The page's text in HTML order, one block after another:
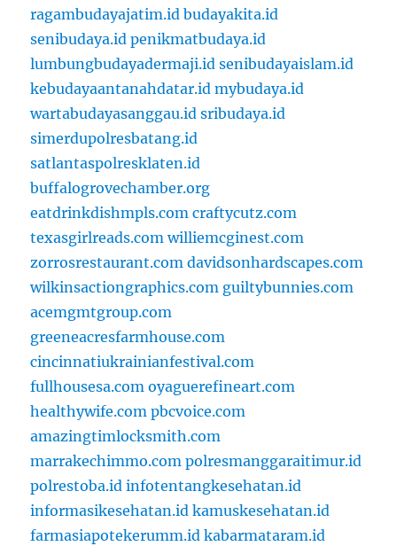
ragambudayajatim.id budayakita.id
senibudaya.id penikmatbudaya.id
lumbungbudayadermaji.id senibudayaislam.id
kebudayaantanahdatar.id mybudaya.id
wartabudayasanggau.id sribudaya.id
simerdupolresbatang.id
satlantaspolresklaten.id
buffalogrovechamber.org
eatdrinkdishmpls.com craftycutz.com
texasgirlreads.com williemcginest.com
zorrosrestaurant.com davidsonhardscapes.com
wilkinsactiongraphics.com guiltybunnies.com
acemgmtgroup.com
greeneacresfarmhouse.com
cincinnatiukrainianfestival.com
fullhousesa.com oyaguerefineart.com
healthywife.com pbcvoice.com
amazingtimlocksmith.com
marrakechimmo.com polresmanggaraitimur.id
polrestoba.id infotentangkesehatan.id
informasikesehatan.id kamuskesehatan.id
farmasiapotekerumm.id kabarmataram.id